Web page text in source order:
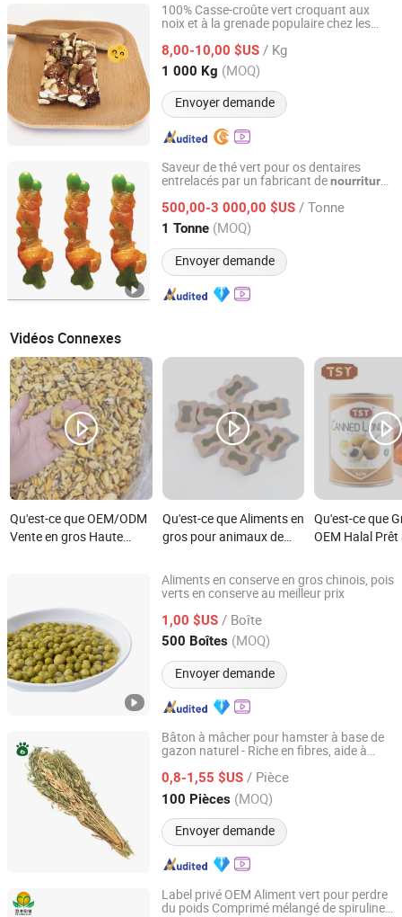
100% Casse-croûte vert croquant aux
noix et à la grenade populaire chez les
8,00-10,00 $US / Kg
1 000 Kg (MOQ)
Envoyer demande
Suzhou Joywell Taste Co., Ltd.
Jiangsu, China Depuis 2018
Saveur de thé vert pour os dentaires
entrelacés par un fabricant denourriture
500,00-3 000,00 $US / Tonne
1 Tonne (MOQ)
Envoyer demande
Tianjin Smart Pets Technology Co., Ltd.
Tianjin, China Depuis 2019
Vidéos Connexes
Qu'est-ce que OEM/ODM
Vente en gros Haute
lèvres vertes Nourriture
pour chat lyophilisée
Qu'est-ce que Aliments en
gros pour animaux de
pour chiens, os vert et
blanc (saveur menthe)
Qu'est-ce que
OEM Halal
Sain en
Aliments en conserve en gros chinois, pois
verts en conserve au meilleur prix
1,00 $US / Boîte
500 Boîtes (MOQ)
Envoyer demande
Zhangzhou Greencan Food Co., Ltd.
Fujian, China Depuis 2017
Bâton à mâcher pour hamster à base de
gazon naturel - Riche en fibres, aide à
verte, 2-Year durée de conservation des
aliments
0,8-1,55 $US / Pièce
100 Pièces (MOQ)
Envoyer demande
Rizhao Spring Trading Co., Ltd.
Shandong, China Depuis 2024
Label privé OEM Aliment vert pour perdre
du poids Comprimé mélangé de spiruline